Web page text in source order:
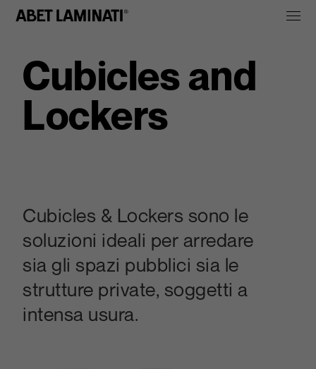
Cubicles and
Lockers
Cubicles & Lockers sono le
soluzioni ideali per arredare
sia gli spazi pubblici sia le
strutture private, soggetti a
intensa usura.